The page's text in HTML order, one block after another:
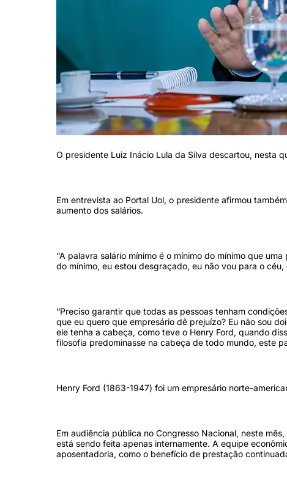
O presidente Luiz Inácio Lula da Silva descartou, nesta
Em entrevista ao Portal Uol, o presidente afirmou
aumento dos salários.
“A palavra salário mínimo é o mínimo do mínimo que
do mínimo, eu estou desgraçado, eu não vou para o
“Preciso garantir que todas as pessoas tenham
que eu quero que empresário dê prejuízo? Eu não sou
ele tenha a cabeça, como teve o Henry Ford, quando
filosofia predominasse na cabeça de todo mundo, este
Henry Ford (1863-1947) foi um empresário norte-
Em audiência pública no Congresso Nacional, neste
está sendo feita apenas internamente. A equipe
aposentadoria, como o benefício de prestação